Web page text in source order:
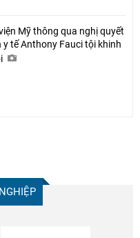
Mỹ thông qua nghị quyết
y tế Anthony Fauci tội khinh